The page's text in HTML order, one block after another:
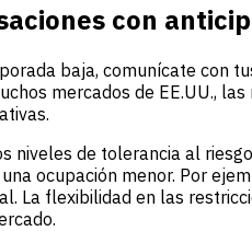
con
baja, comunícate con
mercados de EE.UU.,
niveles de tolerancia al
ocupación menor. Por
La flexibilidad en las